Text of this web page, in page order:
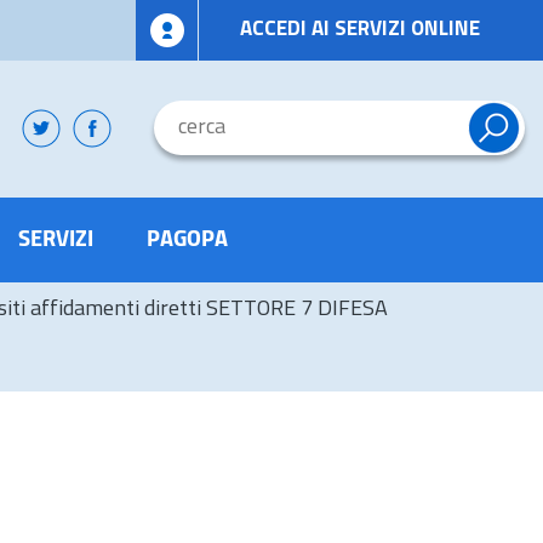
ACCEDI AI SERVIZI ONLINE
SERVIZI PAGOPA
affidamenti diretti SETTORE 7 DIFESA